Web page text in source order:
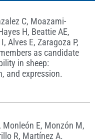
C, Moazami-
H, Beattie AE,
Alves E, Zaragoza P,
as candidate
in sheep:
and expression.
Monleón E, Monzón M,
R, Martínez A.